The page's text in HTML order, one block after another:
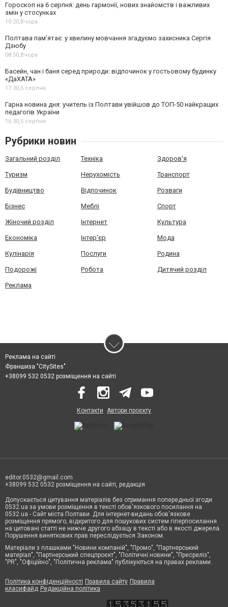
Гороскоп на 6 серпня: день гармонії, нових знайомств і важливих
змін у стосунках
10:20,Вчора
Полтава пам’ятає: у хвилину мовчання згадуємо захисника Сергія
Дзюбу
08:50,Вчора
Басейн, чан і баня серед природи: відпочинок у гостьовому будинку
«ДаХАТА»
17:30,5 серпня
Гарна новина дня: учитель із Полтави увійшов до ТОП-50 найкращих
педагогів України
16:30,5 серпня
Рубрики новин
Загальний розділ Техніка Здоров'я
Туризм Нерухомість Транспорт
Будівництво Відпочинок Розваги
Бізнес Меблі Спорт
Жіночий розділ Інтернет Культура
Економіка Інтер'єр Мода
Кулінарія Послуги Родина
Подорожі Робота Дитячий розділ
Реклама
Реклама на сайті
Франшиза "CitySites"
+38099 532 0532 розміщення на сайті
Контакти Автори проєкту
editor.0532@gmail.com
+38099 532 0532 розміщення на сайті, редакція
Допускається цитування матеріалів без отримання попередньої згоди
0532.ua за умови розміщення в тексті обов'язкового посилання на
0532.ua - Сайт міста Полтави. Для інтернет-видань обов'язкове
розміщення прямого, відкритого для пошукових систем гіперпосилання
на цитовані статті не нижче другого абзацу в тексті або в якості джерела.
Порушення виняткових прав переслідується Законом.
Матеріали з плашками "Новини компаній", "Промо", "Партнерський
матеріал", "Партнерський спецпроєкт", "Політичні новини", "Пресреліз",
"PR", "Офіційно", "Політична реклама" публікуються на правах реклами.
Політика конфіденційності Правила сайту Правила
класифайд Редакційна політика